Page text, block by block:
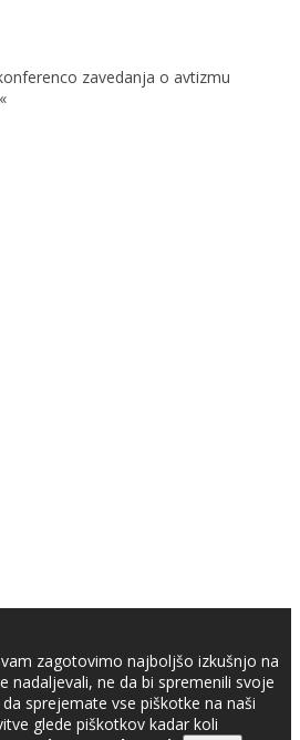
zavedanja o avtizmu
zagotovimo najboljšo izkušnjo na
nadaljevali, ne da bi spremenili svoje
sprejemate vse piškotke na naši
glede piškotkov kadar koli